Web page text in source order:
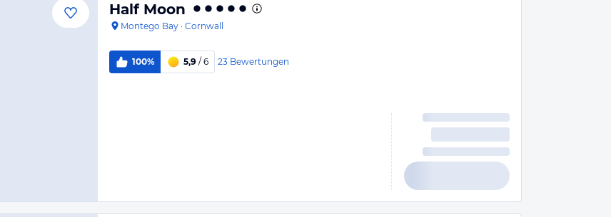
Half Moon
Montego Bay · Cornwall
100% 5,9 / 6 23 Bewertungen